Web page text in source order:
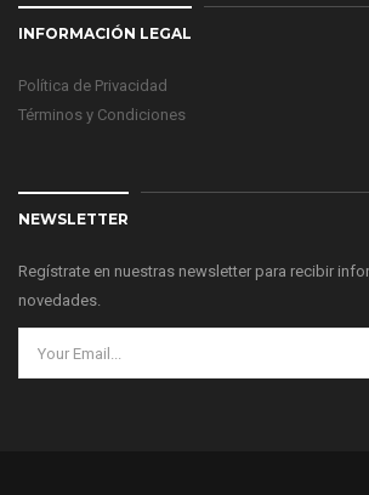
INFORMACIÓN LEGAL
Política de Privacidad
Términos y Condiciones
NEWSLETTER
Regístrate en nuestras newsletter para recibir
novedades.